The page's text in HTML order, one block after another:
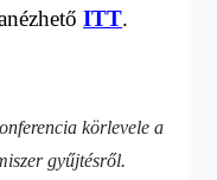
ITT.
körlevele a
gyűjtésről.